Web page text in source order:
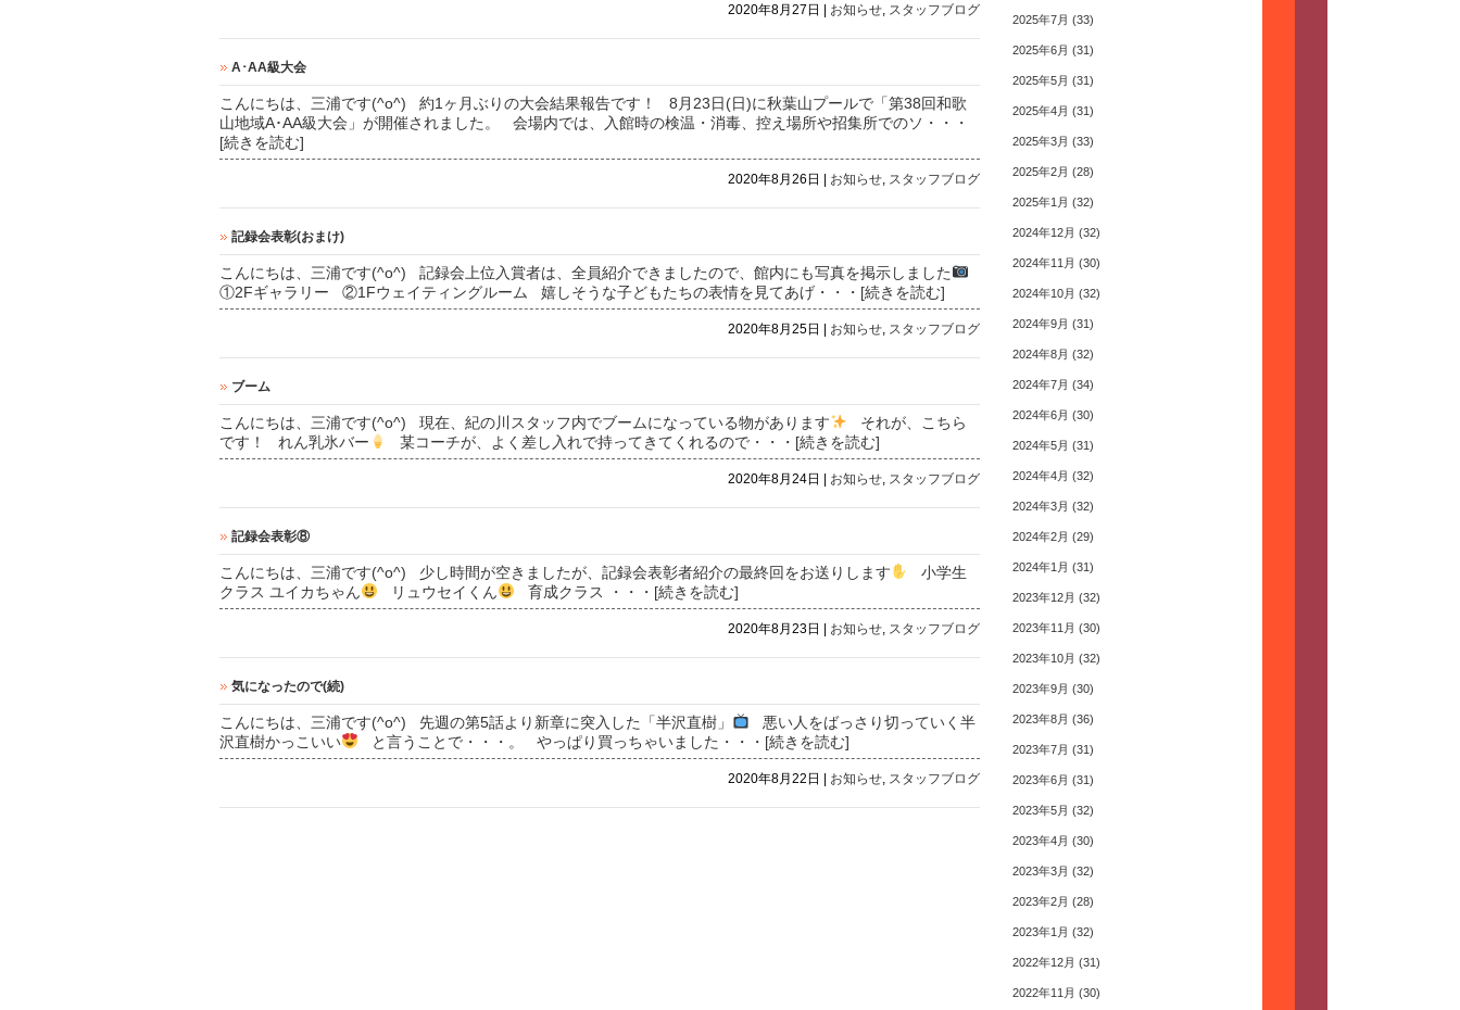
2020年8月27日 | お知らせ, スタッフブログ
A･AA級大会
こんにちは、三浦です(^o^) 約1ヶ月ぶりの大会結果報告です！ 8月23日(日)に秋葉山プールで「第38回和歌
山地域A･AA級大会」が開催されました。 会場内では、入館時の検温・消毒、控え場所や招集所でのソ ・・・
[続きを読む]
2020年8月26日 | お知らせ, スタッフブログ
記録会表彰(おまけ)
こんにちは、三浦です(^o^) 記録会上位入賞者は、全員紹介できましたので、館内にも写真を掲示しました
①2Fギャラリー ②1Fウェイティングルーム 嬉しそうな子どもたちの表情を見てあげ ・・・[続きを読む]
2020年8月25日 | お知らせ, スタッフブログ
ブーム
こんにちは、三浦です(^o^) 現在、紀の川スタッフ内でブームになっている物があります
それが、こちら
です！ れん乳氷バー
某コーチが、よく差し入れで持ってきてくれるので・・・[続きを読む]
2020年8月24日 | お知らせ, スタッフブログ
記録会表彰⑧
こんにちは、三浦です(^o^) 少し時間が空きましたが、記録会表彰者紹介の最終回をお送りします
小学生
クラス ユイカちゃん
リュウセイくん 育成クラス ・・・[続きを読む]
2020年8月23日 | お知らせ, スタッフブログ
気になったので(続)
こんにちは、三浦です(^o^) 先週の第5話より新章に突入した「半沢直樹」
悪い人をばっさり切っていく半
沢直樹かっこいい
と言うことで・・・。 やっぱり買っちゃいました ・・・[続きを読む]
2020年8月22日 | お知らせ, スタッフブログ
2025年7月 (33)
2025年6月 (31)
2025年5月 (31)
2025年4月 (31)
2025年3月 (33)
2025年2月 (28)
2025年1月 (32)
2024年12月 (32)
2024年11月 (30)
2024年10月 (32)
2024年9月 (31)
2024年8月 (32)
2024年7月 (34)
2024年6月 (30)
2024年5月 (31)
2024年4月 (32)
2024年3月 (32)
2024年2月 (29)
2024年1月 (31)
2023年12月 (32)
2023年11月 (30)
2023年10月 (32)
2023年9月 (30)
2023年8月 (36)
2023年7月 (31)
2023年6月 (31)
2023年5月 (32)
2023年4月 (30)
2023年3月 (32)
2023年2月 (28)
2023年1月 (32)
2022年12月 (31)
2022年11月 (30)